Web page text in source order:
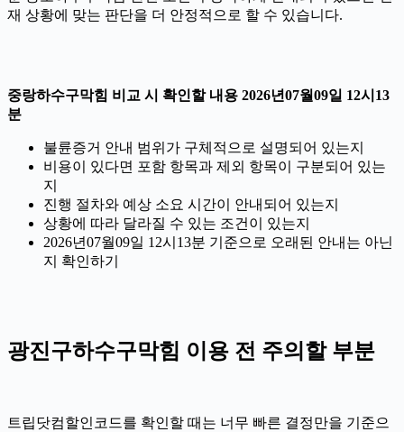
재 상황에 맞는 판단을 더 안정적으로 할 수 있습니다.
중랑하수구막힘 비교 시 확인할 내용 2026년07월09일 12시13
분
불륜증거 안내 범위가 구체적으로 설명되어 있는지
비용이 있다면 포함 항목과 제외 항목이 구분되어 있는
지
진행 절차와 예상 소요 시간이 안내되어 있는지
상황에 따라 달라질 수 있는 조건이 있는지
2026년07월09일 12시13분 기준으로 오래된 안내는 아닌
지 확인하기
광진구하수구막힘 이용 전 주의할 부분
트립닷컴할인코드를 확인할 때는 너무 빠른 결정만을 기준으